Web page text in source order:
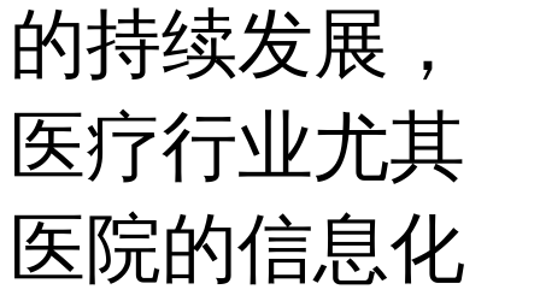
的持续发展，
医疗行业尤其
医院的信息化